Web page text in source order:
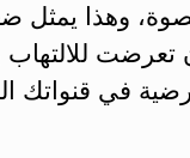
وهذا يمثل
تعرضت للالتهاب
في قنواتك